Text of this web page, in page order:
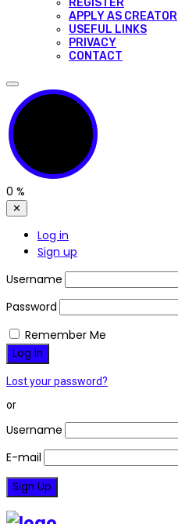
APPLY AS CREATOR
USEFUL LINKS
PRIVACY
CONTACT
0 %
✕
Log in
Sign up
Username
Password
Remember Me
Lost your password?
or
Username
E-mail